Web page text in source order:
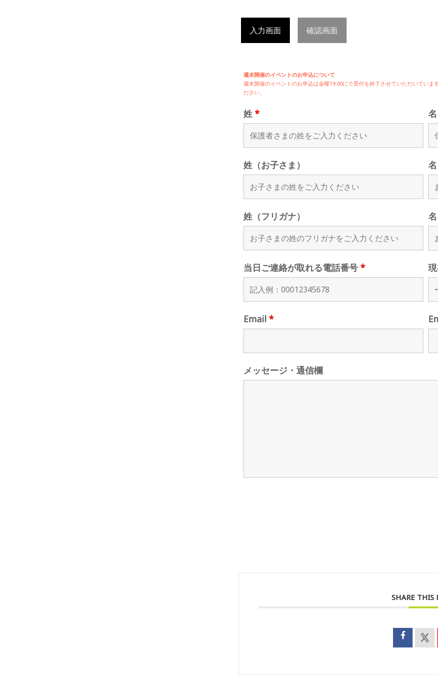
入力画面 確認画面
週末開催のイベントのお申込について
週末開催のイベントのお申込は金曜19:00にて受付を終了させていただいていま
ださい。
姓 *
姓（お子さま）
姓（フリガナ）
当日ご連絡が取れる電話番号 *
Email *
メッセージ・通信欄
SHARE THIS